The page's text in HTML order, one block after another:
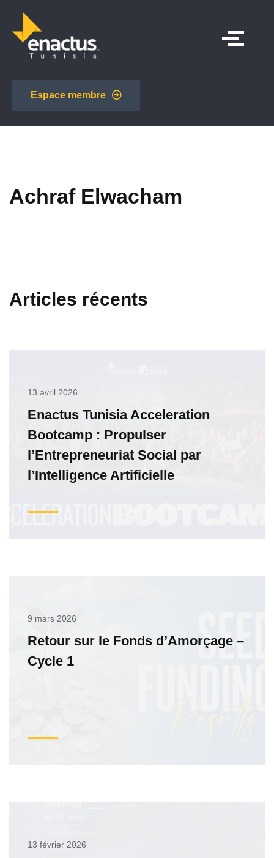
Espace membre
Achraf Elwacham
Articles récents
13 avril 2026
Enactus Tunisia Acceleration
Bootcamp : Propulser
l’Entrepreneuriat Social par
l’Intelligence Artificielle
9 mars 2026
Retour sur le Fonds d’Amorçage –
Cycle 1
13 février 2026